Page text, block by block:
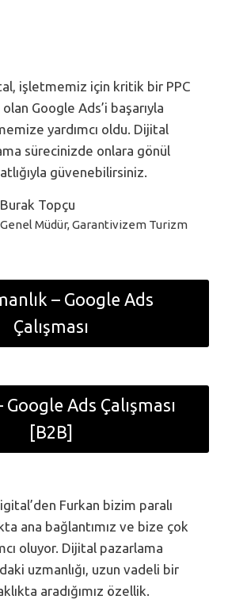
işletmemiz için kritik bir PPC
olan Google Ads’i başarıyla
yardımcı oldu. Dijital
sürecinizde onlara gönül
güvenebilirsiniz.
Burak Topçu
Genel Müdür, Garantivizem Turizm
– Google Ads
Çalışması
Google Ads Çalışması
[B2B]
Furkan bizim paralı
ana bağlantımız ve bize çok
oluyor. Dijital pazarlama
uzmanlığı, uzun vadeli bir
aradığımız özellik.